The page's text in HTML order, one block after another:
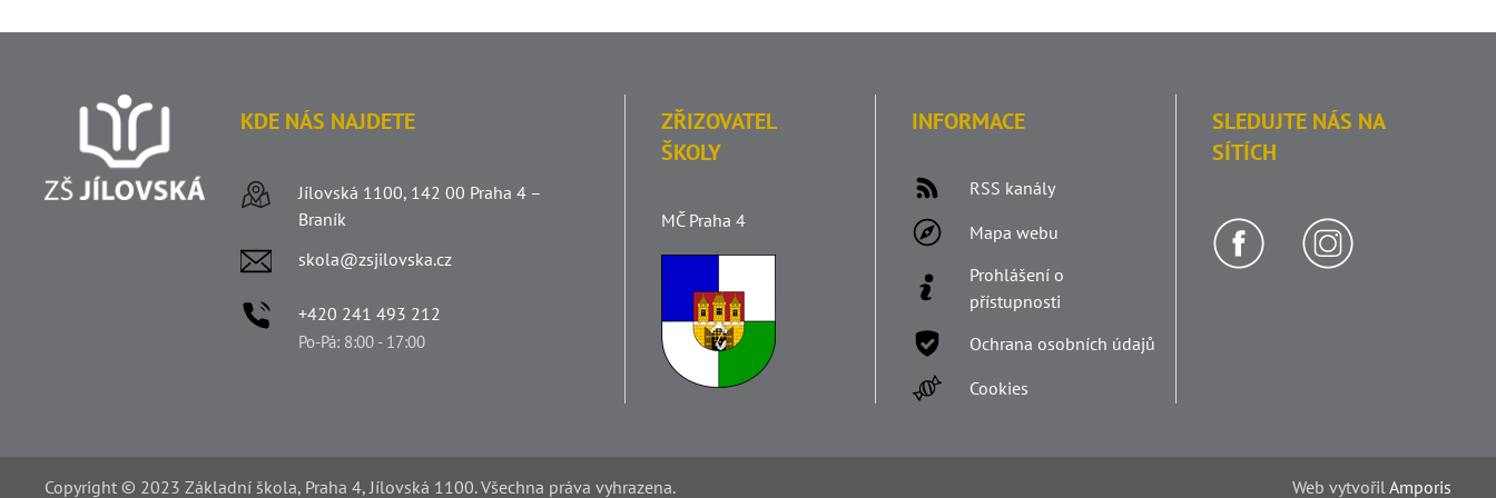
KDE NÁS NAJDETE
Jílovská 1100, 142 00 Praha 4 –
Braník
skola@zsjilovska.cz
+420 241 493 212
Po-Pá: 8:00 - 17:00
ZŘIZOVATEL
ŠKOLY
MČ Praha 4
INFORMACE
RSS kanály
Mapa webu
Prohlášení o
přístupnosti
Ochrana osobních údajů
Cookies
SLEDUJTE NÁS NA
SÍTÍCH
Copyright © 2023 Základní škola, Praha 4, Jílovská 1100. Všechna práva vyhrazena. Web vytvořilAmporis